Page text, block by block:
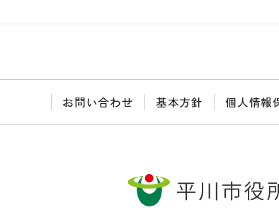
お問い合わせ 基本方針 個人情報